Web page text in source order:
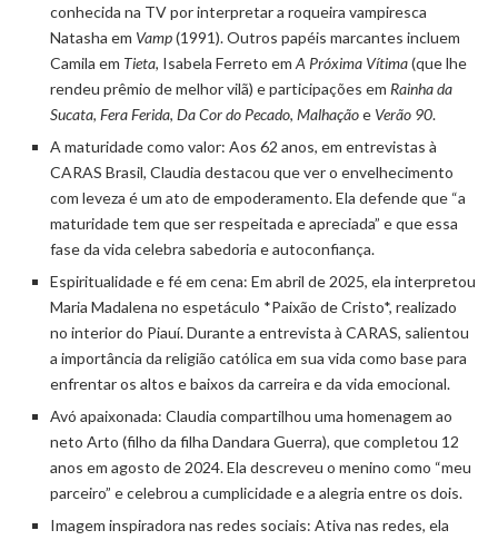
conhecida na TV por interpretar a roqueira vampiresca
Natasha em Vamp(1991). Outros papéis marcantes incluem
Camila em Tieta, Isabela Ferreto em A Próxima Vítima(que lhe
rendeu prêmio de melhor vilã) e participações em Rainha da
Sucata, Fera Ferida, Da Cor do Pecado, Malhaçãoe Verão 90.
A maturidade como valor: Aos 62 anos, em entrevistas à
CARAS Brasil, Claudia destacou que ver o envelhecimento
com leveza é um ato de empoderamento. Ela defende que “a
maturidade tem que ser respeitada e apreciada” e que essa
fase da vida celebra sabedoria e autoconfiança.
Espiritualidade e fé em cena: Em abril de 2025, ela interpretou
Maria Madalena no espetáculo *Paixão de Cristo*, realizado
no interior do Piauí. Durante a entrevista à CARAS, salientou
a importância da religião católica em sua vida como base para
enfrentar os altos e baixos da carreira e da vida emocional.
Avó apaixonada: Claudia compartilhou uma homenagem ao
neto Arto (filho da filha Dandara Guerra), que completou 12
anos em agosto de 2024. Ela descreveu o menino como “meu
parceiro” e celebrou a cumplicidade e a alegria entre os dois.
Imagem inspiradora nas redes sociais: Ativa nas redes, ela